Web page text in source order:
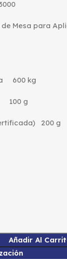
de Mesa para
600 kg
100 g
200 g
Añadir Al